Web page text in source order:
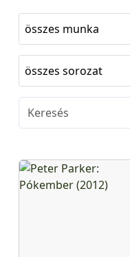
összes munka
összes sorozat